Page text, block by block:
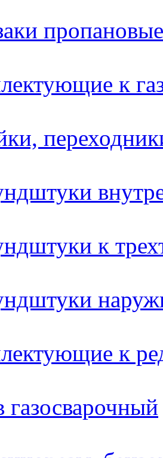
пропановые
к
к
к
газосварочный